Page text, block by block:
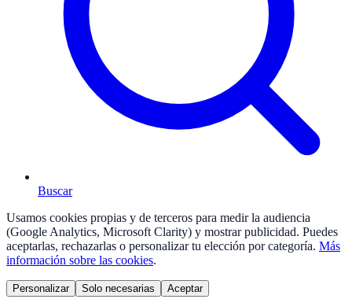
Buscar
Usamos cookies propias y de terceros para medir la audiencia
(Google Analytics, Microsoft Clarity) y mostrar publicidad. Puedes
aceptarlas, rechazarlas o personalizar tu elección por categoría. Más
información sobre las cookies.
Personalizar Solo necesarias Aceptar